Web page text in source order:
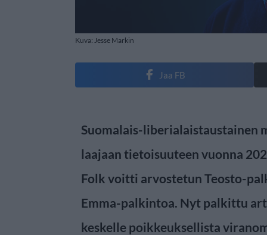
Kuva: Jesse Markin
Jaa FB
Suomalais-liberialaistaustainen
laajaan tietoisuuteen vuonna
Folk voitti arvostetun Teosto-
Emma-palkintoa. Nyt palkittu
keskelle poikkeuksellista